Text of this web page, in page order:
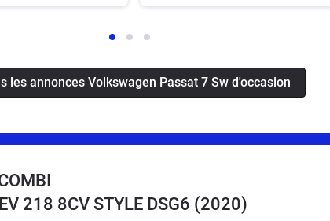
les annonces Volkswagen Passat 7 Sw d'occasion
218 8CV STYLE DSG6 (2020)